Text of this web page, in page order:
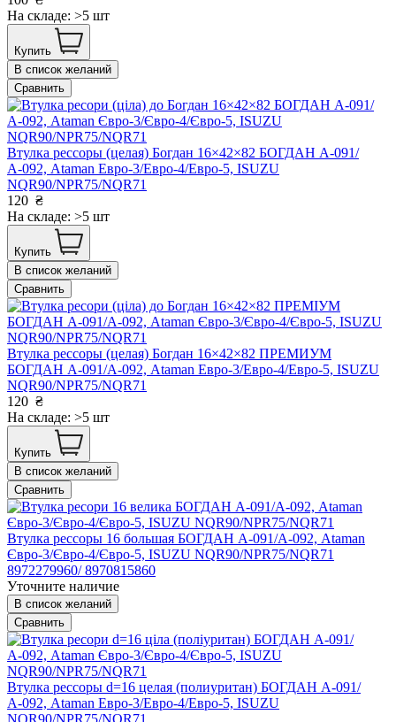
На складе: >5 шт
Купить
В список желаний
Сравнить
Втулка рессоры (целая) Богдан 16×42×82 БОГДАН А-091/
А-092, Ataman Евро-3/Евро-4/Евро-5, ISUZU
NQR90/NPR75/NQR71
120 ₴
На складе: >5 шт
Купить
В список желаний
Сравнить
Втулка рессоры (целая) Богдан 16×42×82 ПРЕМИУМ
БОГДАН А-091/А-092, Ataman Евро-3/Евро-4/Евро-5, ISUZU
NQR90/NPR75/NQR71
120 ₴
На складе: >5 шт
Купить
В список желаний
Сравнить
Втулка рессоры 16 большая БОГДАН А-091/А-092, Ataman
Євро-3/Євро-4/Євро-5, ISUZU NQR90/NPR75/NQR71
8972279960/ 8970815860
Уточните наличие
В список желаний
Сравнить
Втулка рессоры d=16 целая (полиуритан) БОГДАН А-091/
А-092, Ataman Евро-3/Евро-4/Евро-5, ISUZU